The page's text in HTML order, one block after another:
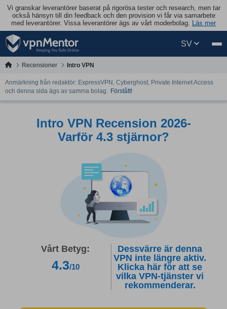
Vi granskar leverantörer baserat på rigorösa tester och research, men tar
också hänsyn till din feedback och den provision vi får via samarbete
med leverantörer. Vissa leverantörer ägs av vårt moderbolag. Läs mer
SV
Recensioner Intro VPN
Anmärkning från redaktör: ExpressVPN, Cyberghost, Private Internet Access
och denna sida ägs av samma bolag. Förstått!
Intro VPN Recension 2026-
Varför 4.3 stjärnor?
Vårt Betyg:
4.3/10
Dessvärre är denna
VPN inte längre aktiv.
Klicka här för att se
vilka VPN-tjänster vi
rekommenderar.